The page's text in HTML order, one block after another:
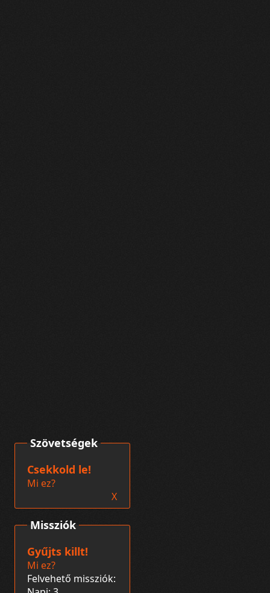
Missziók
Gyűjts killt!
Mi ez?
Felvehető missziók:
Szövetségek
Csekkold le!
Mi ez?
X